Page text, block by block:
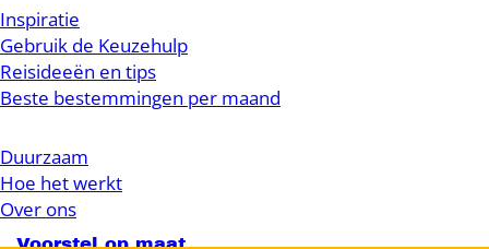
Inspiratie
Gebruik de Keuzehulp
Reisideeën en tips
Beste bestemmingen per maand
Duurzaam
Hoe het werkt
Over ons
Voorstel op maat